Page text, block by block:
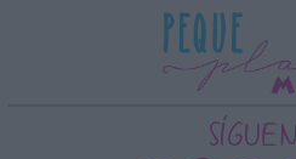
INFORMACION
PROTECCIÓN DE TUS DATOS